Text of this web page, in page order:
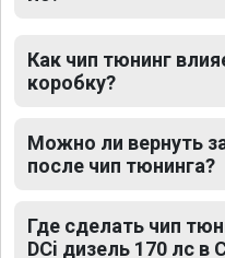
Как чип тюнинг
коробку?
Можно ли вернуть
после чип тюнинга?
Где сделать чип
DCi дизель 170 лс в